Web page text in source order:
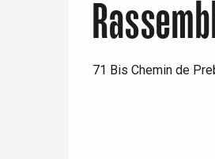
71 Bis Chemin de